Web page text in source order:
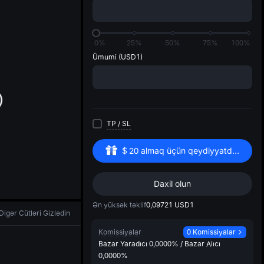
0% 25% 50% 75%
100%
Ümumi (USD1)
TP / SL
$ 20almaq üçün qeydiyyatdan
Daxil olun
Ən yüksək təklif0,09721 USD1
Komissiyalar
0 Komissiyalar
Bazar Yaradıcı 0,0000% / Bazar Alıcı
0,0000%
Digər Cütləri Gizlədin